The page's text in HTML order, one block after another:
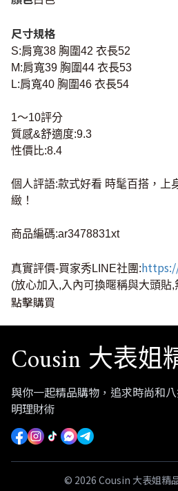
尺寸規格
S:肩寬38 胸圍42 衣長52
M:肩寬39 胸圍44 衣長53
L:肩寬40 胸圍46 衣長54
1～10評分
質感&舒適度:9.3
性價比:8.4
個人評語:款式好看 時髦百搭，上
緻！
商品編碼:ar3478831xt
真實評價-買家秀LINE社團:
(放心加入,入內可換暱稱與大頭貼,
點擊購買
Cousin 大表姐
與你一起精品購物，追求時尚和
明理財術
© 2026 Cousin 大表姐精